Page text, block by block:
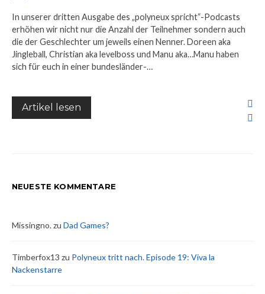
In unserer dritten Ausgabe des „polyneux spricht“-Podcasts
erhöhen wir nicht nur die Anzahl der Teilnehmer sondern auch
die der Geschlechter um jeweils einen Nenner. Doreen aka
Jingleball, Christian aka levelboss und Manu aka…Manu haben
sich für euch in einer bundesländer-…
Artikel lesen
NEUESTE KOMMENTARE
Missingno.zu Dad Games?
Timberfox13 zu Polyneux tritt nach. Episode 19: Viva la
Nackenstarre